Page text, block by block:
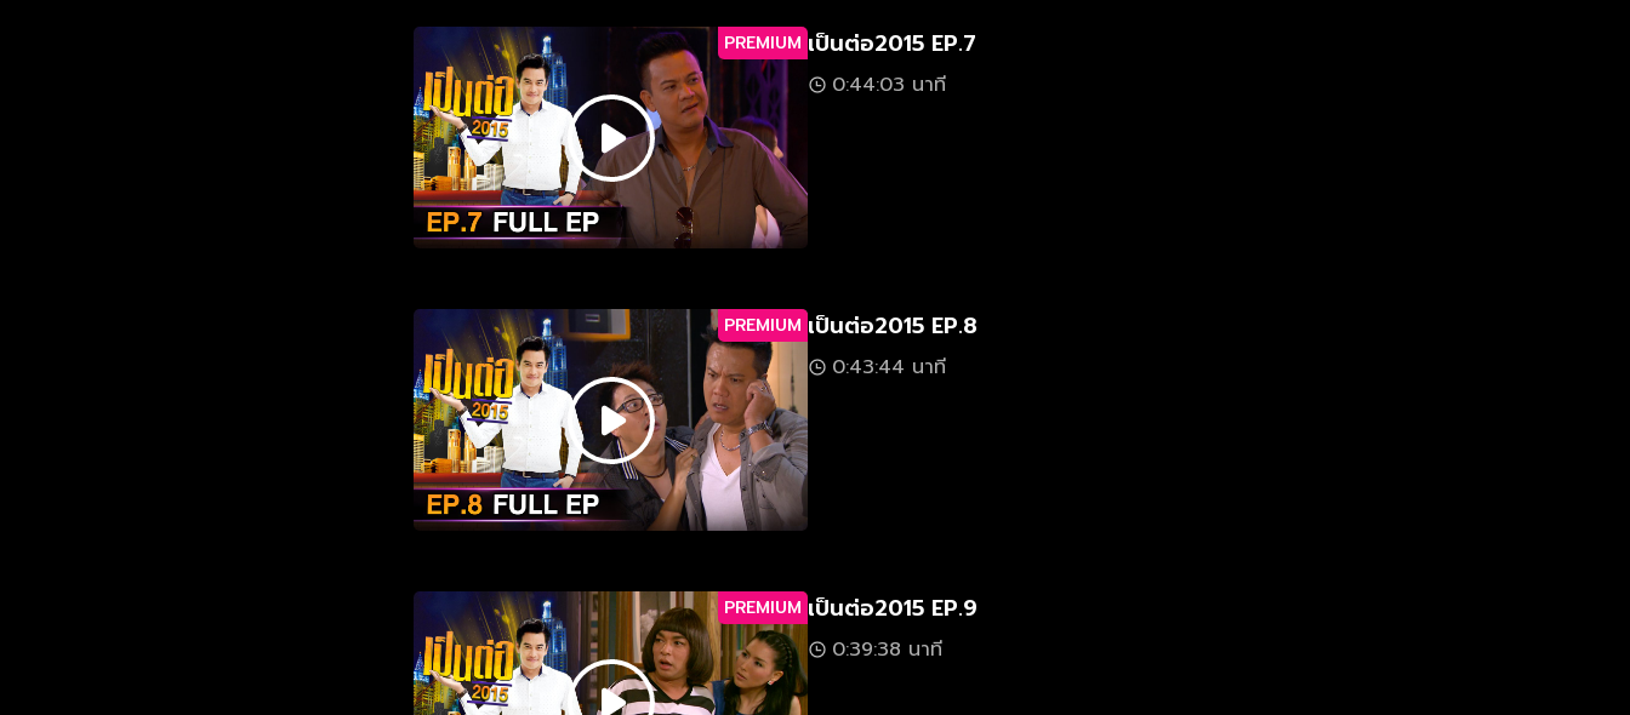
PREMIUM เป็นต่อ2015 EP.7
0:44:03 นาที
PREMIUM เป็นต่อ2015 EP.8
0:43:44 นาที
PREMIUM เป็นต่อ2015 EP.9
0:39:38 นาที